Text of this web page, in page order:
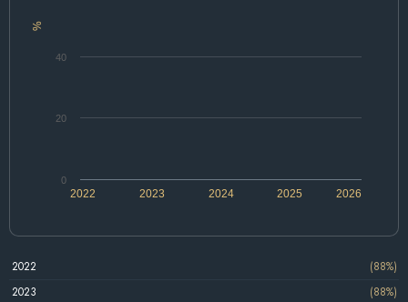
%
2022 2024 2026
2023 2025
0
20
40
2022
(88%)
2023
(88%)